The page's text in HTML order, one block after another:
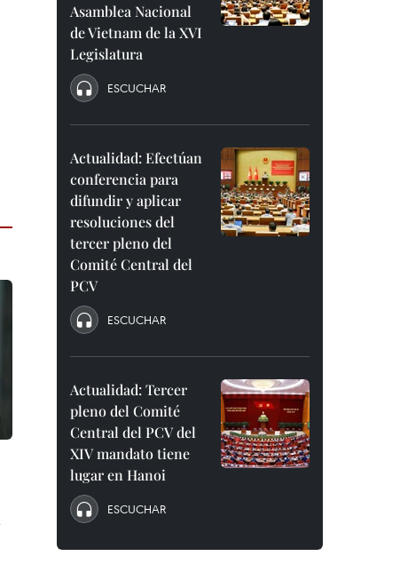
Asamblea Nacional
de Vietnam de la XVI
Legislatura
ESCUCHAR
Actualidad: Efectúan
conferencia para
difundir y aplicar
resoluciones del
tercer pleno del
Comité Central del
PCV
ESCUCHAR
Actualidad: Tercer
pleno del Comité
Central del PCV del
XIV mandato tiene
lugar en Hanoi
ESCUCHAR